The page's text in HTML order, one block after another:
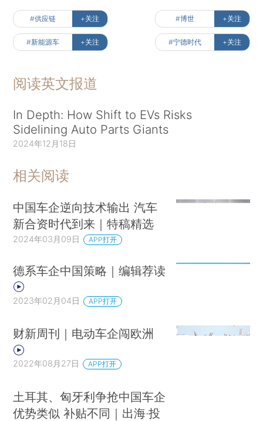
#供应链 +关注 #博世 +关注
#新能源车 +关注 #宁德时代 +关注
阅读英文报道
In Depth: How Shift to EVs Risks
Sidelining Auto Parts Giants
2024年12月18日
相关阅读
中国车企逆向技术输出 汽车
新合资时代到来｜特稿精选
2024年03月09日 APP打开
德系车企中国策略｜编辑荐读
2023年02月04日 APP打开
财新周刊｜电动车企闯欧洲
2022年08月27日 APP打开
土耳其、匈牙利争抢中国车企
优势类似 补贴不同｜出海·投